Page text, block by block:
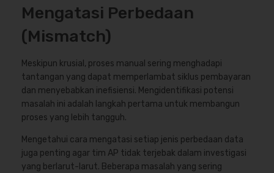
Mengatasi Perbedaan
(Mismatch)
Meskipun krusial, proses manual sering menghadapi
tantangan yang dapat memperlambat siklus pembayaran
dan menyebabkan inefisiensi. Mengidentifikasi potensi
masalah ini adalah langkah pertama untuk membangun
proses yang lebih tangguh.
Mengetahui cara mengatasi setiap jenis perbedaan data
juga penting agar tim AP tidak terjebak dalam investigasi
yang berlarut-larut. Beberapa masalah yang sering